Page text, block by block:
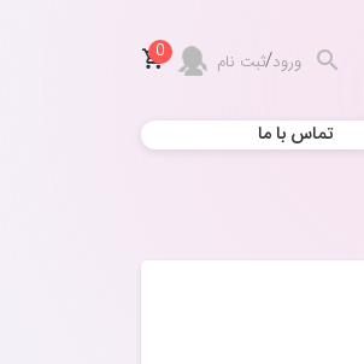
ورود/ثبت نام 0
تماس با ما